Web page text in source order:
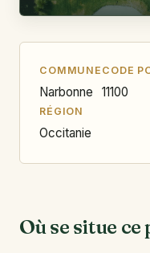
COMMUNE
Narbonne
CODE
11100
RÉGION
Occitanie
Où se situe